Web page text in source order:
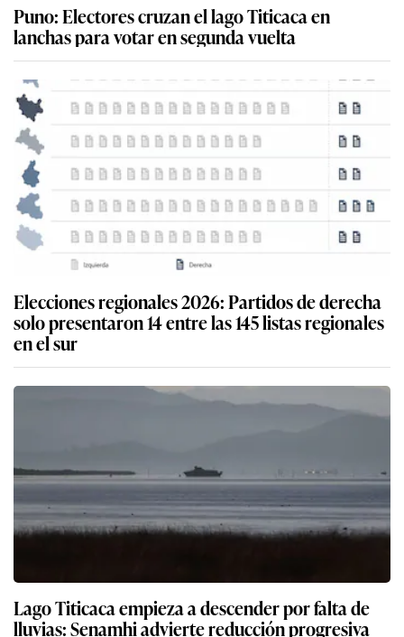
Puno: Electores cruzan el lago Titicaca en
lanchas para votar en segunda vuelta
Elecciones regionales 2026: Partidos de derecha
solo presentaron 14 entre las 145 listas regionales
en el sur
Lago Titicaca empieza a descender por falta de
lluvias: Senamhi advierte reducción progresiva